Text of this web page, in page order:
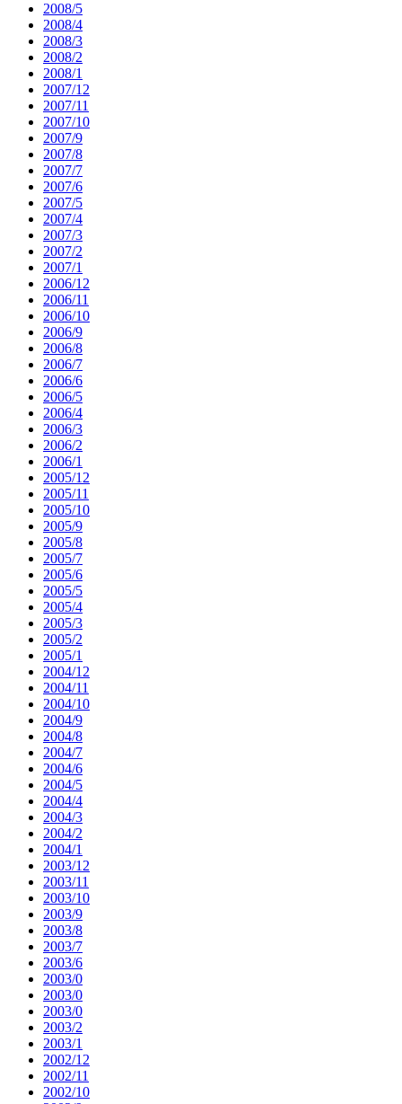
2008/5
2008/4
2008/3
2008/2
2008/1
2007/12
2007/11
2007/10
2007/9
2007/8
2007/7
2007/6
2007/5
2007/4
2007/3
2007/2
2007/1
2006/12
2006/11
2006/10
2006/9
2006/8
2006/7
2006/6
2006/5
2006/4
2006/3
2006/2
2006/1
2005/12
2005/11
2005/10
2005/9
2005/8
2005/7
2005/6
2005/5
2005/4
2005/3
2005/2
2005/1
2004/12
2004/11
2004/10
2004/9
2004/8
2004/7
2004/6
2004/5
2004/4
2004/3
2004/2
2004/1
2003/12
2003/11
2003/10
2003/9
2003/8
2003/7
2003/6
2003/0
2003/0
2003/0
2003/2
2003/1
2002/12
2002/11
2002/10